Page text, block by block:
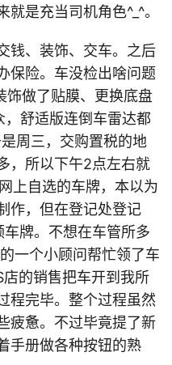
是充当司机角色^_^。
钱、装饰、交车。之后
保险。车没检出啥问题
饰做了贴膜、更换底盘
舒适版连倒车雷达都
周三，交购置税的地
，所以下午2点左右就
上自选的车牌，本以为
作，但在登记处登记
牌。不想在车管所多
一个小顾问帮忙领了车
的销售把车开到我所
程完毕。整个过程虽然
疲惫。不过毕竟提了新
手册做各种按钮的熟